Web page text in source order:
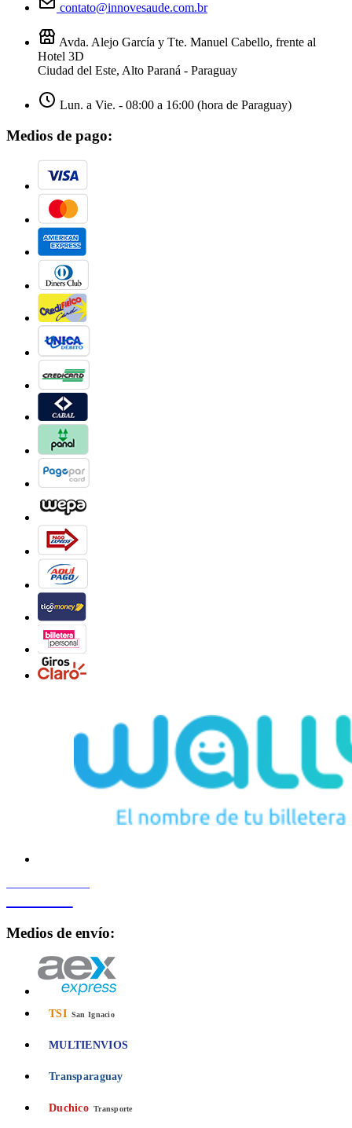
contato@innovesaude.com.br
Avda. Alejo García y Tte. Manuel Cabello, frente al
Hotel 3D
Ciudad del Este, Alto Paraná - Paraguay
Lun. a Vie. - 08:00 a 16:00 (hora de Paraguay)
Medios de pago:
Medios de envío:
TSI San Ignacio
MULTIENVIOS
Transparaguay
Duchico Transporte